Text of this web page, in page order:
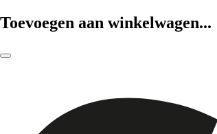
Toevoegen aan winkelwagen...